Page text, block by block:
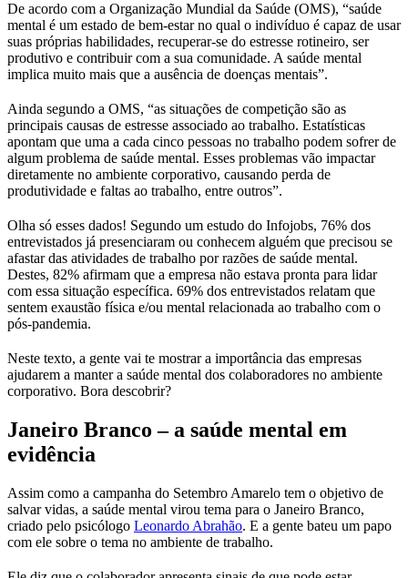
De acordo com a Organização Mundial da Saúde (OMS), “saúde
mental é um estado de bem-estar no qual o indivíduo é capaz de usar
suas próprias habilidades, recuperar-se do estresse rotineiro, ser
produtivo e contribuir com a sua comunidade. A saúde mental
implica muito mais que a ausência de doenças mentais”.
Ainda segundo a OMS, “as situações de competição são as
principais causas de estresse associado ao trabalho. Estatísticas
apontam que uma a cada cinco pessoas no trabalho podem sofrer de
algum problema de saúde mental. Esses problemas vão impactar
diretamente no ambiente corporativo, causando perda de
produtividade e faltas ao trabalho, entre outros”.
Olha só esses dados! Segundo um estudo do Infojobs, 76% dos
entrevistados já presenciaram ou conhecem alguém que precisou se
afastar das atividades de trabalho por razões de saúde mental.
Destes, 82% afirmam que a empresa não estava pronta para lidar
com essa situação específica. 69% dos entrevistados relatam que
sentem exaustão física e/ou mental relacionada ao trabalho com o
pós-pandemia.
Neste texto, a gente vai te mostrar a importância das empresas
ajudarem a manter a saúde mental dos colaboradores no ambiente
corporativo. Bora descobrir?
Janeiro Branco – a saúde mental em
evidência
Assim como a campanha do Setembro Amarelo tem o objetivo de
salvar vidas, a saúde mental virou tema para o Janeiro Branco,
criado pelo psicólogo Leonardo Abrahão. E a gente bateu um papo
com ele sobre o tema no ambiente de trabalho.